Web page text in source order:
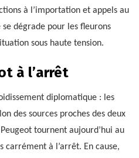
à l’importation et appels au
dégrade pour les fleurons
sous haute tension.
à l’arrêt
diplomatique : les
des sources proches des deux
tournent aujourd’hui au
carrément à l’arrêt. En cause,